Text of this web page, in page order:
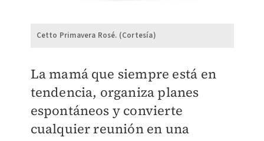
Cetto Primavera Rosé. (Cortesía)
La mamá que siempre está en
tendencia, organiza planes
espontáneos y convierte
cualquier reunión en una